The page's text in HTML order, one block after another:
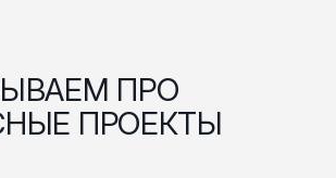
ПРО
ПРОЕКТЫ